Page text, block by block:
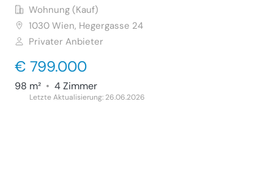
Wohnung (Kauf)
1030 Wien, Hegergasse 24
Privater Anbieter
€ 799.000
98 m² • 4 Zimmer
Letzte Aktualisierung: 26.06.2026